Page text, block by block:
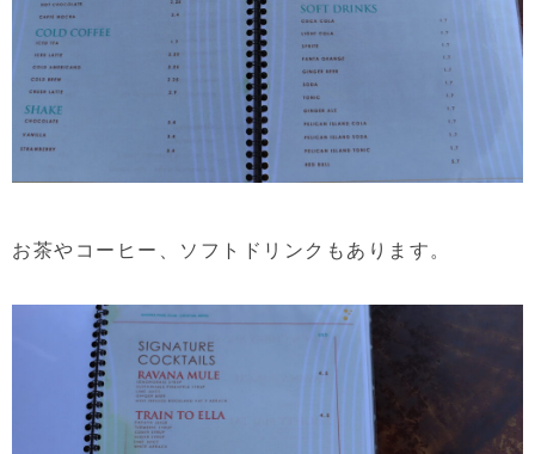
お茶やコーヒー、ソフトドリンクもあります。